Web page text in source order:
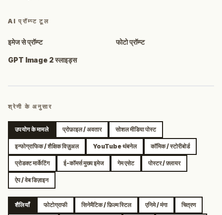
AI प्रॉम्प्ट टूल
इमेज से प्रॉम्प्ट फोटो प्रॉम्प्ट
GPT Image 2 स्लाइड्स
श्रेणी के अनुसार
उपयोग के मामले प्रोफ़ाइल / अवतार सोशल मीडिया पोस्ट
इन्फोग्राफिक / शैक्षिक विज़ुअल YouTube थंबनेल कॉमिक / स्टोरीबोर्ड
प्रोडक्ट मार्केटिंग ई-कॉमर्स मुख्य इमेज गेम एसेट पोस्टर / फ़्लायर
ऐप / वेब डिज़ाइन
शैलियाँ फोटोग्राफी सिनेमैटिक / फ़िल्म स्टिल एनिमे / मंगा चित्रण